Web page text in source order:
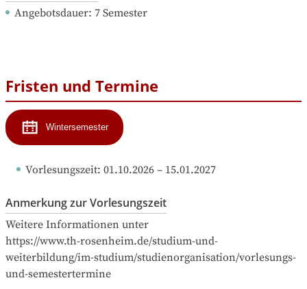
Angebotsdauer: 7 Semester
Fristen und Termine
Wintersemester
Vorlesungszeit: 01.10.2026 – 15.01.2027
Anmerkung zur Vorlesungszeit
Weitere Informationen unter
https://www.th-rosenheim.de/studium-und-
weiterbildung/im-studium/studienorganisation/vorlesungs-
und-semestertermine